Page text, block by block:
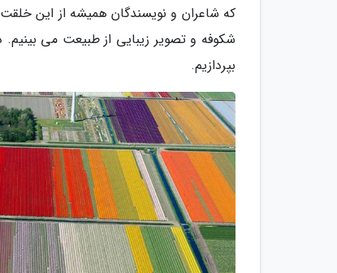
که شاعران و نویسندگان همیشه از این خلقت
شکوفه و تصویر زیبایی از طبیعت می بینیم.
بپردازیم.